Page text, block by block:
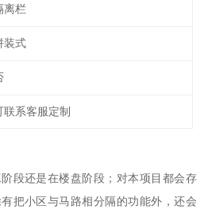
离栏
装式
联系客服定制
段还是在楼盘阶段；对本项目都会存
把小区与马路相分隔的功能外，还会